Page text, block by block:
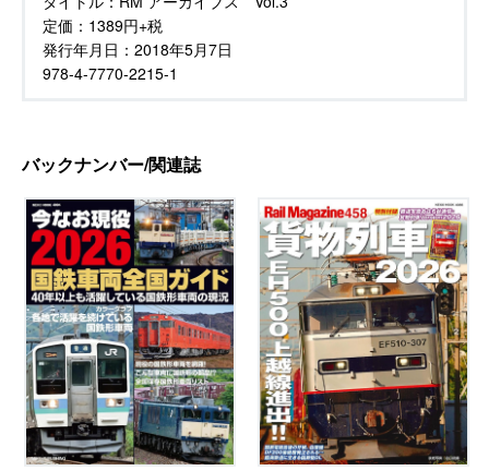
定価： 1389円+税
発行年月日： 2018年5月7日
978-4-7770-2215-1
バックナンバー/関連誌